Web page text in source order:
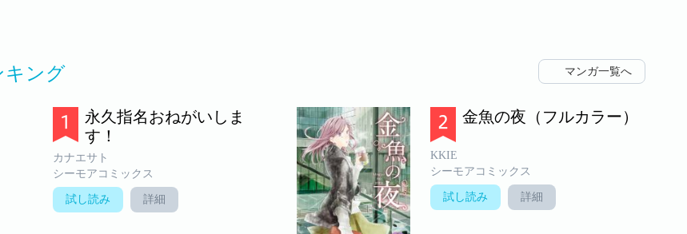
キング マンガ一覧へ
永久指名おねがいしま
す！
カナエサト
シーモアコミックス
試し読み 詳細
金魚の夜（フルカラー）
KKIE
シーモアコミックス
試し読み 詳細